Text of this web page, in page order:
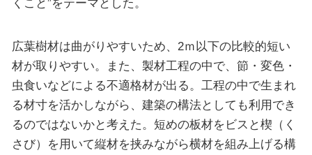
くこと”をテーマとした。
広葉樹材は曲がりやすいため、2ｍ以下の比較的短い
材が取りやすい。また、製材工程の中で、節・変色・
虫食いなどによる不適格材が出る。工程の中で生まれ
る材寸を活かしながら、建築の構法としても利用でき
るのではないかと考えた。短めの板材をビスと楔（く
さび）を用いて縦材を挟みながら横材を組み上げる構